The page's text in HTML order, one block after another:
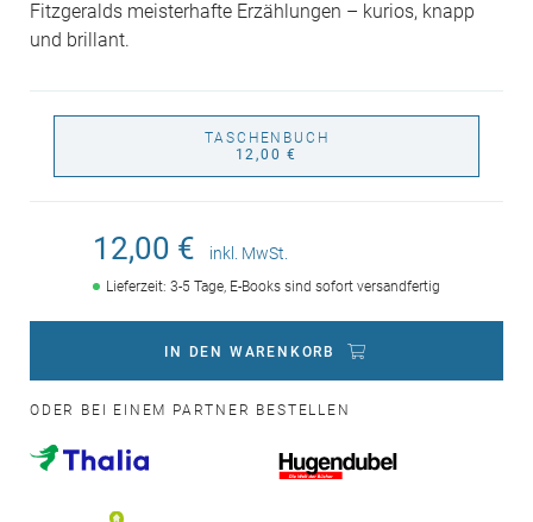
Fitzgeralds meisterhafte Erzählungen – kurios, knapp
und brillant.
TASCHENBUCH
12,00 €
12,00 € inkl. MwSt.
Lieferzeit: 3-5 Tage, E-Books sind sofort versandfertig
IN DEN WARENKORB
ODER BEI EINEM PARTNER BESTELLEN